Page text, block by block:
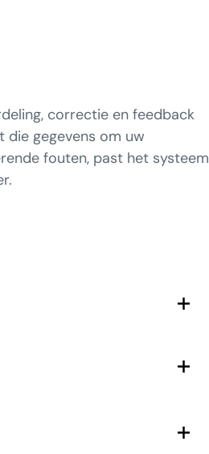
correctie en feedback
die gegevens om uw
fouten, past het systeem